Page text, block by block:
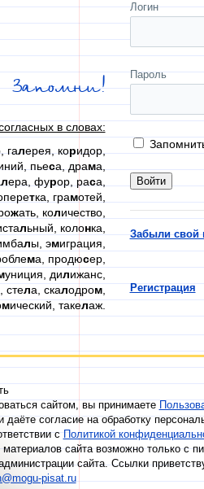
Запомни!
в словах:
галерея, коридор,
пьеса, драма,
лера, фурор, раса,
тка, грамотей,
жать, количество,
льный, колонка,
лы, эмиграция,
ма, продюсер,
униция, дилижанс,
стела, скалодром,
мический, такелаж.
Логин
Пароль
Забыли свой
Регистрация
сайтом, вы принимаете
даёте согласие на обработку
сПолитикой
сайта возможно только с
сайта. Ссылки
pisat.ru